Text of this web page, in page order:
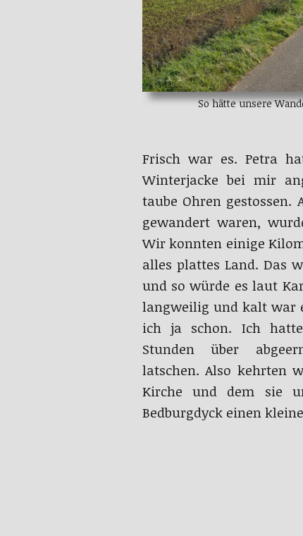
So hätte unsere
Frisch war es. Petra
Winterjacke bei mir
taube Ohren
gewandert waren,
Wir konnten einige
alles plattes Land. Das
und so würde es laut
langweilig und kalt war
ich ja schon. Ich
Stunden über
latschen. Also kehrten
Kirche und dem sie
Bedburgdyck einen